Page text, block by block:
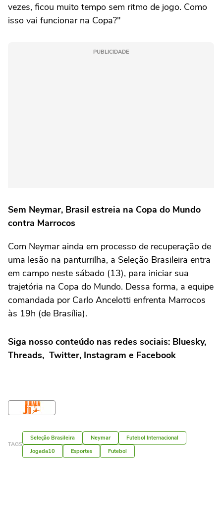
vezes, ficou muito tempo sem ritmo de jogo. Como
isso vai funcionar na Copa?"
PUBLICIDADE
Sem Neymar, Brasil estreia na Copa do Mundo
contra Marrocos
Com Neymar ainda em processo de recuperação de
uma lesão na panturrilha, a Seleção Brasileira entra
em campo neste sábado (13), para iniciar sua
trajetória na Copa do Mundo. Dessa forma, a equipe
comandada por Carlo Ancelotti enfrenta Marrocos
às 19h (de Brasília).
Siga nosso conteúdo nas redes sociais: Bluesky,
Threads, Twitter, Instagram e Facebook
TAGS
Seleção Brasileira Neymar
Futebol Internacional
Jogada10
Esportes Futebol